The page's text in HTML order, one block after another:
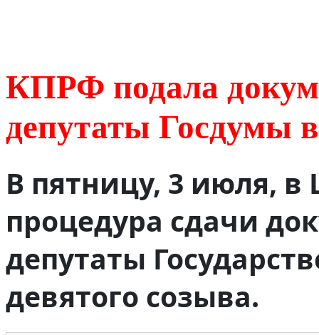
КПРФ подала
депутаты Госдумы
В пятницу, 3 июля,
процедура сдачи
депутаты
девятого созыва.